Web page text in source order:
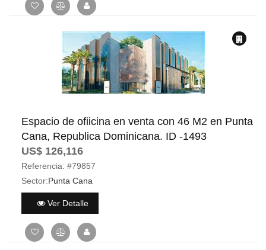
Espacio de ofiicina en venta con 46 M2 en Punta
Cana, Republica Dominicana. ID -1493
US$ 126,116
Referencia: #79857
Sector:Punta Cana
Ver Detalle